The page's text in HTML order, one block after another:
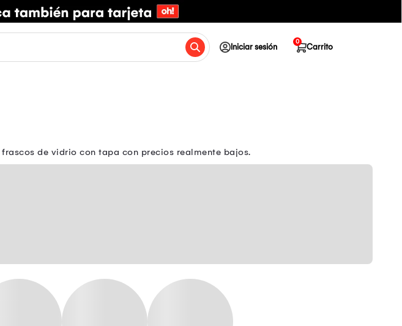
Iniciar sesión Carrito
0
de vidrio con tapa con precios realmente bajos.